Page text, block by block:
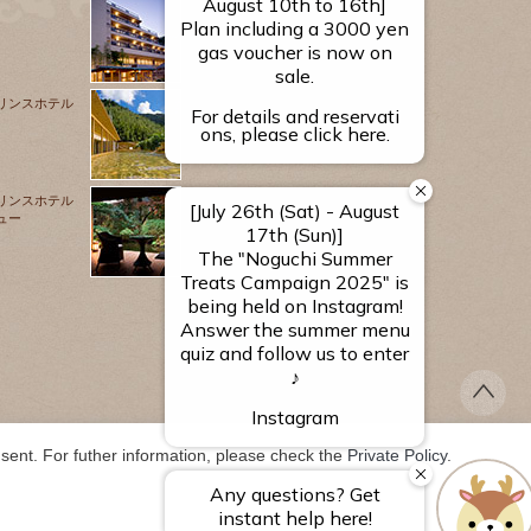
ンスホテル
ンスホテル
ー
源泉のお宿
湯河原 千代田荘
山翠楼
SANSUIROU
海石榴 つばき
For futher information, please check the Private Policy.